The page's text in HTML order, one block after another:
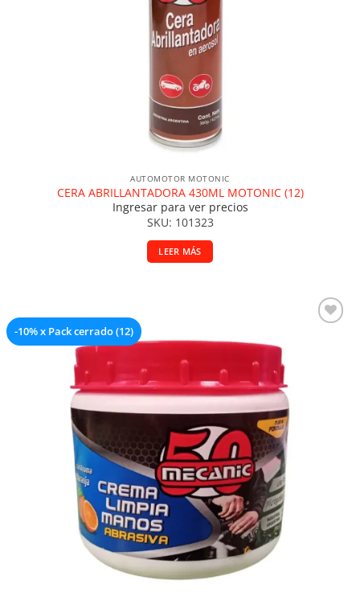
AUTOMOTOR MOTONIC
CERA ABRILLANTADORA 430ML MOTONIC (12)
Ingresar para ver precios
SKU: 101323
LEER MÁS
-10% x Pack cerrado (12)